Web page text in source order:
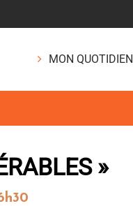
MON QUOTIDIEN
»